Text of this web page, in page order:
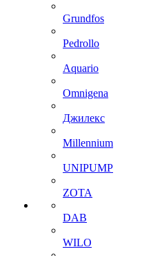
Grundfos
Pedrollo
Aquario
Omnigena
Джилекс
Millennium
UNIPUMP
ZOTA
DAB
WILO